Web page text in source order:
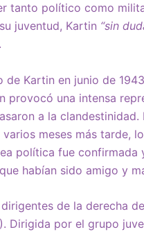
tanto político como
juventud, Kartin “sin
de Kartin en junio de
provocó una intensa
a la
meses más tarde,
política fue
habían sido amigo y
de la derecha
Dirigida por el grupo